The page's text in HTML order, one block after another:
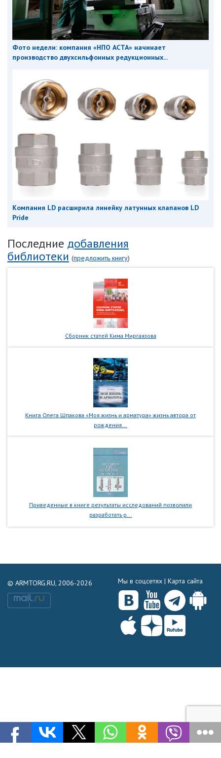
Фото недели: компания «НПО АСТА» начинает
производство двухсильфонных редукционных...
Компания LD расширила линейку латунных клапанов LD
Pride
Последние добавления
библиотеки (предложить книгу)
Сборник статей Кима Миргаязова
Книга Олега Шпакова «Моя жизнь и арматура» жизнь автора от
рождения...
Приведенные в книге результаты исследований позволили
разработать р...
© ARMTORG.RU, 2006-2026 Мы в соцсетях | Карта сайта